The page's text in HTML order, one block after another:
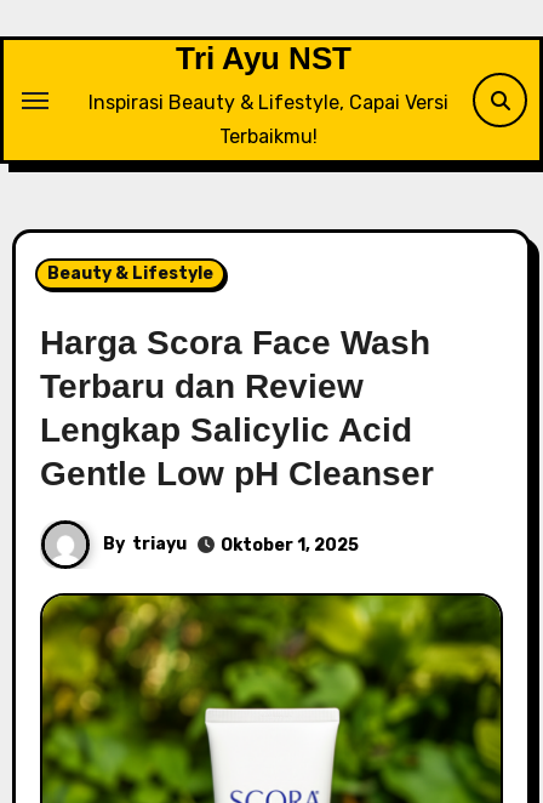
Tri Ayu NST
Inspirasi Beauty & Lifestyle, Capai Versi
Terbaikmu!
Beauty & Lifestyle
Harga Scora Face Wash
Terbaru dan Review
Lengkap Salicylic Acid
Gentle Low pH Cleanser
By triayu Oktober 1, 2025